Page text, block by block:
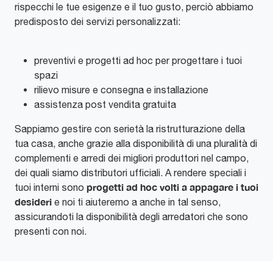
rispecchi le tue esigenze e il tuo gusto, perciò abbiamo
predisposto dei servizi personalizzati:
preventivi e progetti ad hoc per progettare i tuoi
spazi
rilievo misure e consegna e installazione
assistenza post vendita gratuita
Sappiamo gestire con serietà la ristrutturazione della
tua casa, anche grazie alla disponibilità di una pluralità di
complementi e arredi dei migliori produttori nel campo,
dei quali siamo distributori ufficiali. A rendere speciali i
tuoi interni sono progetti ad hoc volti a appagare i tuoi
desideri e noi ti aiuteremo a anche in tal senso,
assicurandoti la disponibilità degli arredatori che sono
presenti con noi.